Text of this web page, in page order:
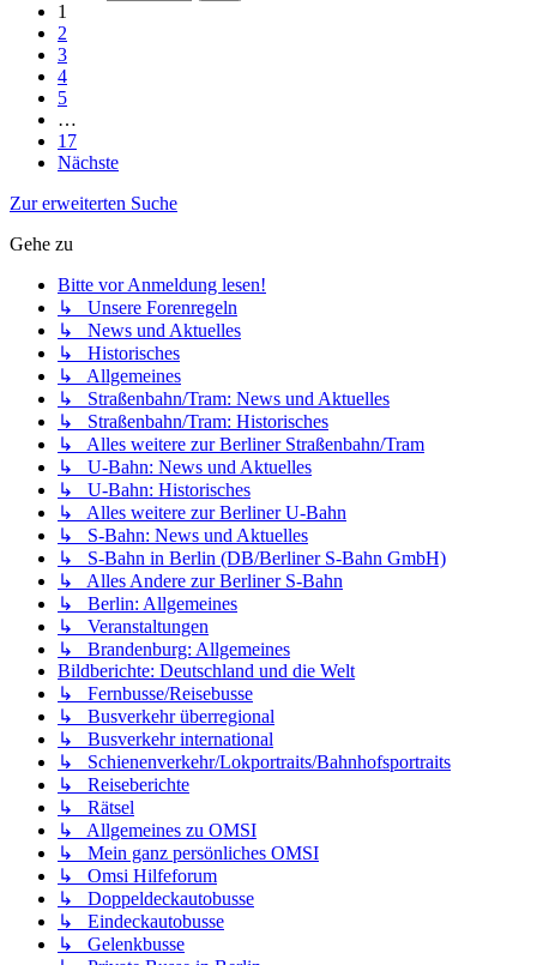
1
2
3
4
5
…
17
Nächste
Zur erweiterten Suche
Gehe zu
Bitte vor Anmeldung lesen!
↳ Unsere Forenregeln
↳ News und Aktuelles
↳ Historisches
↳ Allgemeines
↳ Straßenbahn/Tram: News und Aktuelles
↳ Straßenbahn/Tram: Historisches
↳ Alles weitere zur Berliner Straßenbahn/Tram
↳ U-Bahn: News und Aktuelles
↳ U-Bahn: Historisches
↳ Alles weitere zur Berliner U-Bahn
↳ S-Bahn: News und Aktuelles
↳ S-Bahn in Berlin (DB/Berliner S-Bahn GmbH)
↳ Alles Andere zur Berliner S-Bahn
↳ Berlin: Allgemeines
↳ Veranstaltungen
↳ Brandenburg: Allgemeines
Bildberichte: Deutschland und die Welt
↳ Fernbusse/Reisebusse
↳ Busverkehr überregional
↳ Busverkehr international
↳ Schienenverkehr/Lokportraits/Bahnhofsportraits
↳ Reiseberichte
↳ Rätsel
↳ Allgemeines zu OMSI
↳ Mein ganz persönliches OMSI
↳ Omsi Hilfeforum
↳ Doppeldeckautobusse
↳ Eindeckautobusse
↳ Gelenkbusse